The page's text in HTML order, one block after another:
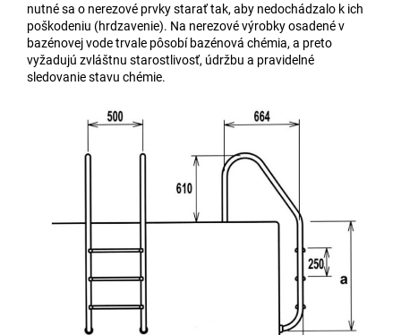
nutné sa o nerezové prvky starať tak, aby nedochádzalo k ich
poškodeniu (hrdzavenie). Na nerezové výrobky osadené v
bazénovej vode trvale pôsobí bazénová chémia, a preto
vyžadujú zvláštnu starostlivosť, údržbu a pravidelné
sledovanie stavu chémie.